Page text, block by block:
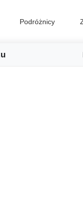
Podróżnicy